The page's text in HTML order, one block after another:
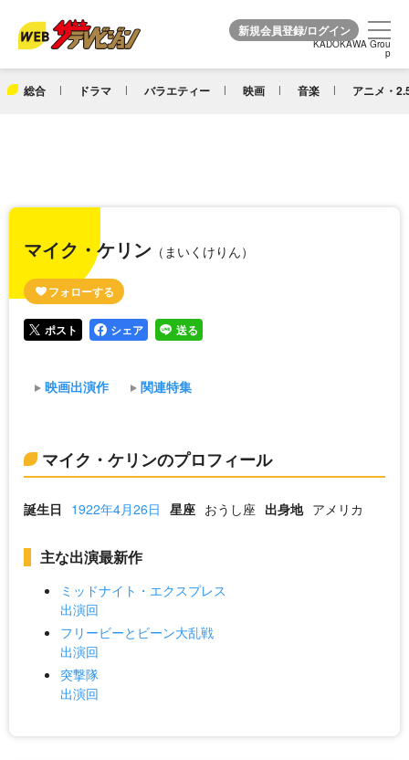
KADOKAWA Grou
p
総合 ドラマ バラエティー 映画 音楽 アニメ・
KADOKAWA Grou
p
マイク・ケリン （まいくけりん）
ポスト シェア 送る
映画出演作 関連特集
マイク・ケリンのプロフィール
誕生日 1922年4月26日 星座 おうし座 出身地 アメリカ
主な出演最新作
ミッドナイト・エクスプレス
出演回
フリービーとビーン大乱戦
出演回
突撃隊
出演回